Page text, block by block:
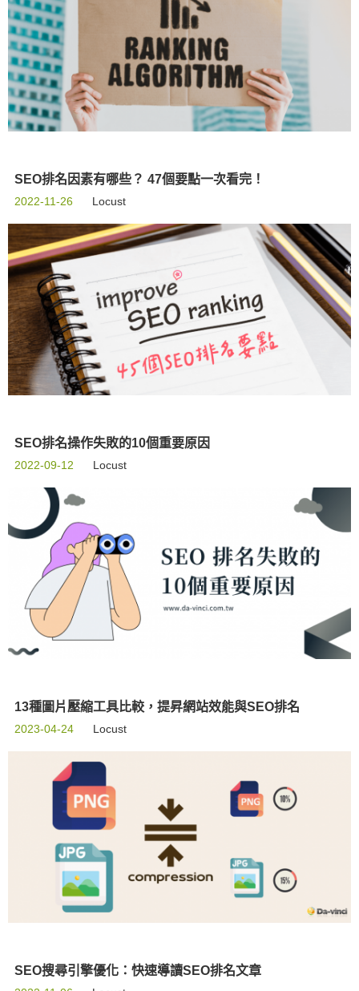
SEO排名因素有哪些？ 47個要點一次看完！
2022-11-26 Locust
SEO排名操作失敗的10個重要原因
2022-09-12 Locust
13種圖片壓縮工具比較，提昇網站效能與SEO排名
2023-04-24 Locust
SEO搜尋引擎優化：快速導讀SEO排名文章